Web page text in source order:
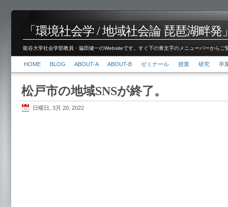
「環境社会学 / 地域社会論 琵琶湖畔発
龍谷大学社会学部教員・脇田健一のWebsiteです。すぐ下の青文字のメニューバーから
HOME BLOG ABOUT-A ABOUT-B ゼミナール 授業 研究 卒
松戸市の地域SNSが終了。
日曜日, 3月 20, 2022